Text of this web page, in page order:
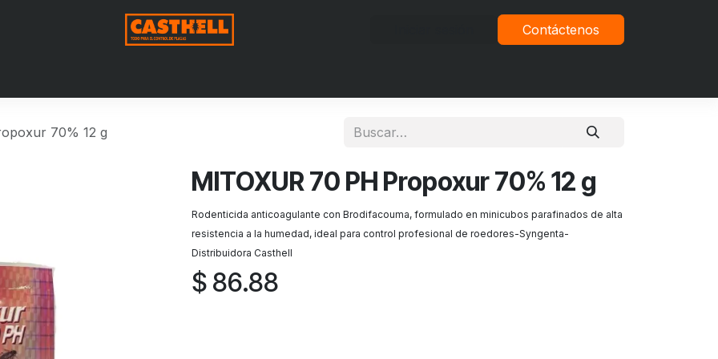
Contáctenos
70% 12 g
MITOXUR 70 PH Propoxur 70% 12 g
Rodenticida anticoagulante con Brodifacouma, formulado en minicubos parafinados de alta
resistencia a la humedad, ideal para control profesional de roedores-Syngenta-
Distribuidora Casthell
$ 86.88